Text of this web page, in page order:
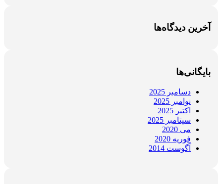
آخرین دیدگاه‌ها
بایگانی‌ها
دسامبر 2025
نوامبر 2025
اکتبر 2025
سپتامبر 2025
می 2020
فوریه 2020
آگوست 2014